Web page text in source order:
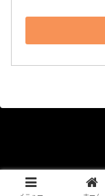
Copyright © 2020-